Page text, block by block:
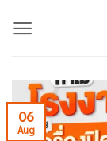
06
Aug